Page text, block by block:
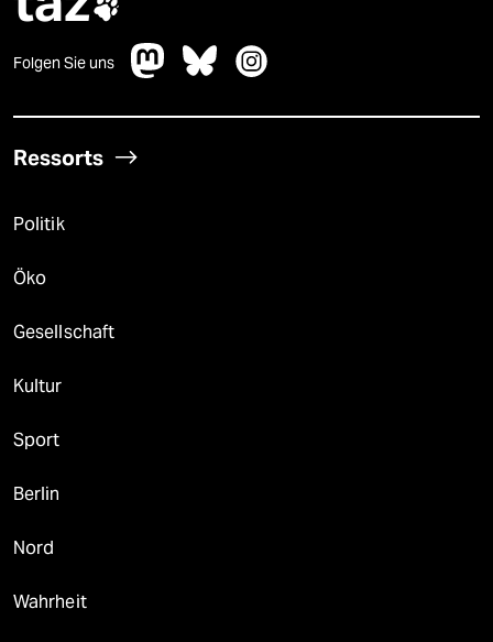

Folgen Sie uns
Ressorts
Politik
Öko
Gesellschaft
Kultur
Sport
Berlin
Nord
Wahrheit